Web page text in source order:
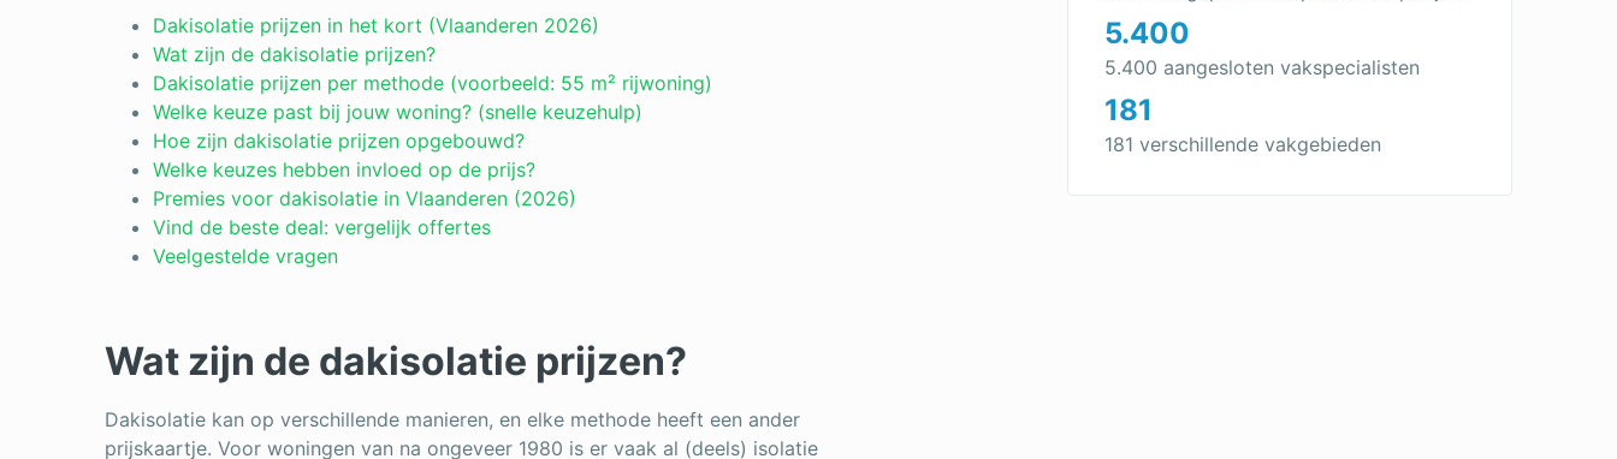
Dakisolatie prijzen in het kort (Vlaanderen 2026)
Wat zijn de dakisolatie prijzen?
Dakisolatie prijzen per methode (voorbeeld: 55 m² rijwoning)
Welke keuze past bij jouw woning? (snelle keuzehulp)
Hoe zijn dakisolatie prijzen opgebouwd?
Welke keuzes hebben invloed op de prijs?
Premies voor dakisolatie in Vlaanderen (2026)
Vind de beste deal: vergelijk offertes
Veelgestelde vragen
Wat zijn de dakisolatie prijzen?
Dakisolatie kan op verschillende manieren, en elke methode heeft een ander
prijskaartje. Voor woningen van na ongeveer 1980 is er vaak al (deels) isolatie
5.400
5.400 aangesloten vakspecialisten
181
181 verschillende vakgebieden